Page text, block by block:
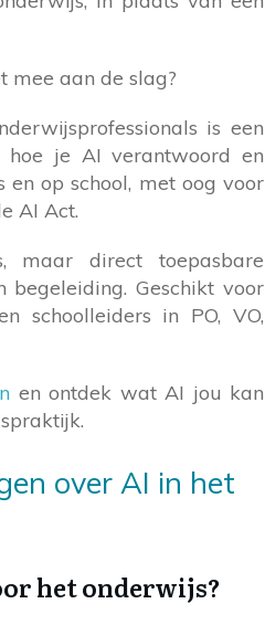
mee aan de slag?
is een
hoe je AI verantwoord en
op school, met oog voor
AI Act.
maar direct toepasbare
begeleiding. Geschikt voor
schoolleiders in PO, VO,
en ontdek wat AI jou kan
over AI in het
het onderwijs?